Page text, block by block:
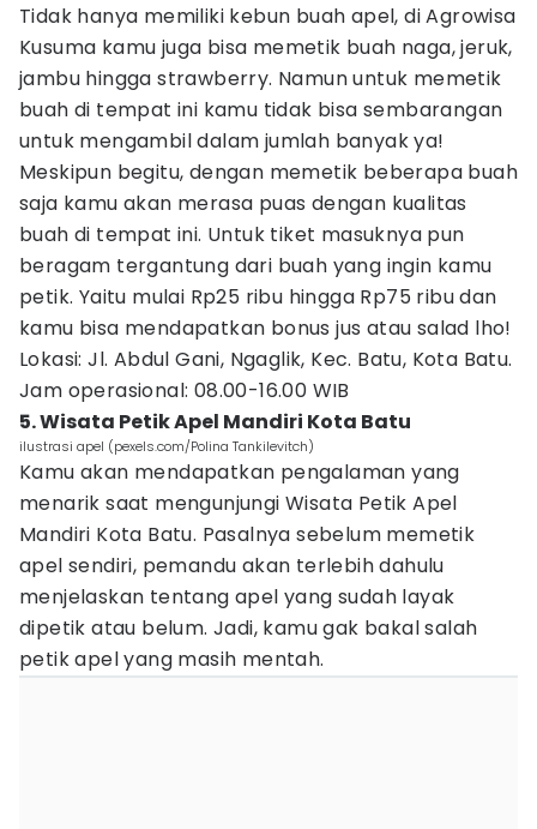
Tidak hanya memiliki kebun buah apel, di Agrowisa
Kusuma kamu juga bisa memetik buah naga, jeruk,
jambu hingga strawberry. Namun untuk memetik
buah di tempat ini kamu tidak bisa sembarangan
untuk mengambil dalam jumlah banyak ya!
Meskipun begitu, dengan memetik beberapa buah
saja kamu akan merasa puas dengan kualitas
buah di tempat ini. Untuk tiket masuknya pun
beragam tergantung dari buah yang ingin kamu
petik. Yaitu mulai Rp25 ribu hingga Rp75 ribu dan
kamu bisa mendapatkan bonus jus atau salad lho!
Lokasi: Jl. Abdul Gani, Ngaglik, Kec. Batu, Kota Batu.
Jam operasional: 08.00-16.00 WIB
5. Wisata Petik Apel Mandiri Kota Batu
ilustrasi apel (pexels.com/Polina Tankilevitch)
Kamu akan mendapatkan pengalaman yang
menarik saat mengunjungi Wisata Petik Apel
Mandiri Kota Batu. Pasalnya sebelum memetik
apel sendiri, pemandu akan terlebih dahulu
menjelaskan tentang apel yang sudah layak
dipetik atau belum. Jadi, kamu gak bakal salah
petik apel yang masih mentah.